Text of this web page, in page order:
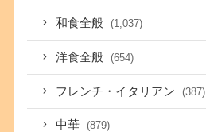
和食全般 (1,037)
洋食全般 (654)
フレンチ・イタリアン (387)
中華 (879)